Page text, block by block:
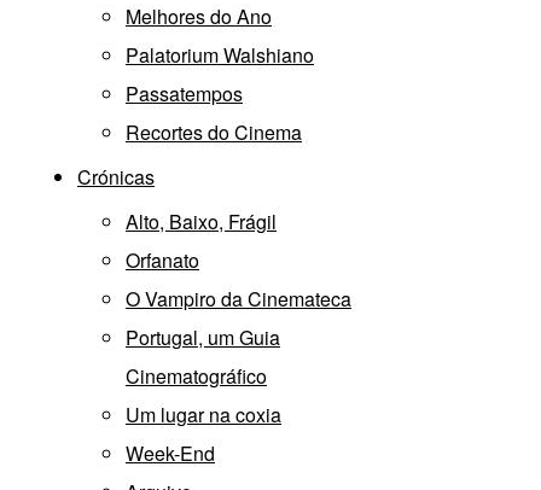
Melhores do Ano
Palatorium Walshiano
Passatempos
Recortes do Cinema
Crónicas
Alto, Baixo, Frágil
Orfanato
O Vampiro da Cinemateca
Portugal, um Guia
Cinematográfico
Um lugar na coxia
Week-End